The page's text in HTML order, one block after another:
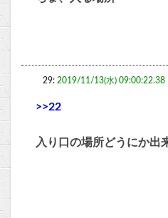
29: 2019/11/13(水) 09:00:22.38
>>22
入り口の場所どうにか出